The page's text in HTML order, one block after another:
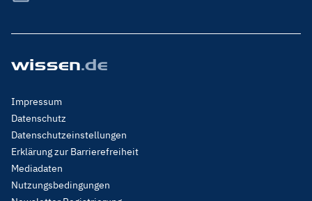
Footer
Menu
Legal
Impressum
Datenschutz
Datenschutzeinstellungen
Erklärung zur Barrierefreiheit
Mediadaten
Nutzungsbedingungen